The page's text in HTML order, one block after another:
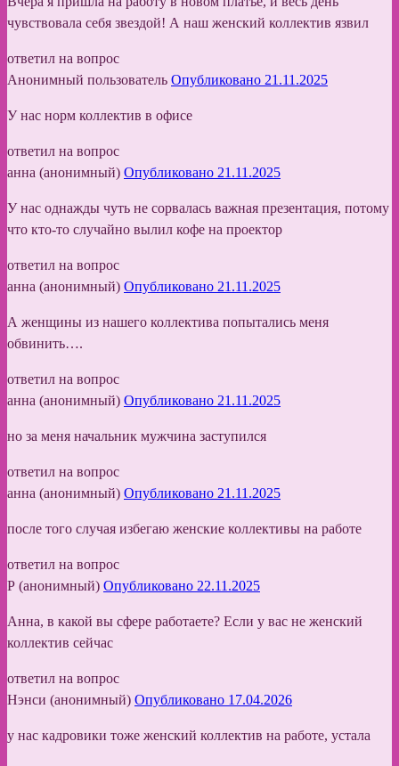
чувствовала себя звездой! А наш женский коллектив язвил
ответил на вопрос
Анонимный пользователь Опубликовано 21.11.2025
У нас норм коллектив в офисе
ответил на вопрос
анна (анонимный) Опубликовано 21.11.2025
У нас однажды чуть не сорвалась важная презентация, потому
что кто-то случайно вылил кофе на проектор
ответил на вопрос
анна (анонимный) Опубликовано 21.11.2025
А женщины из нашего коллектива попытались меня
обвинить….
ответил на вопрос
анна (анонимный) Опубликовано 21.11.2025
но за меня начальник мужчина заступился
ответил на вопрос
анна (анонимный) Опубликовано 21.11.2025
после того случая избегаю женские коллективы на работе
ответил на вопрос
Р (анонимный) Опубликовано 22.11.2025
Анна, в какой вы сфере работаете? Если у вас не женский
коллектив сейчас
ответил на вопрос
Нэнси (анонимный) Опубликовано 17.04.2026
у нас кадровики тоже женский коллектив на работе, устала